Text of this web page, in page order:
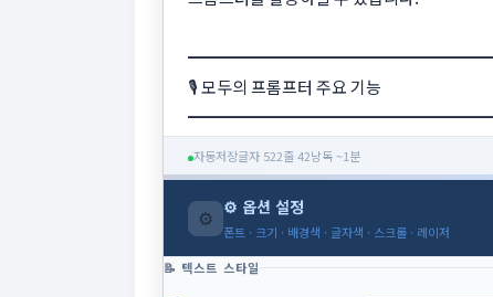
자동저장글자 522줄 42낭독 ~1분
⚙ ⚙ 옵션 설정
폰트 · 크기 · 배경색 · 글자색 · 스크롤 · 레이저
📝 텍스트 스타일